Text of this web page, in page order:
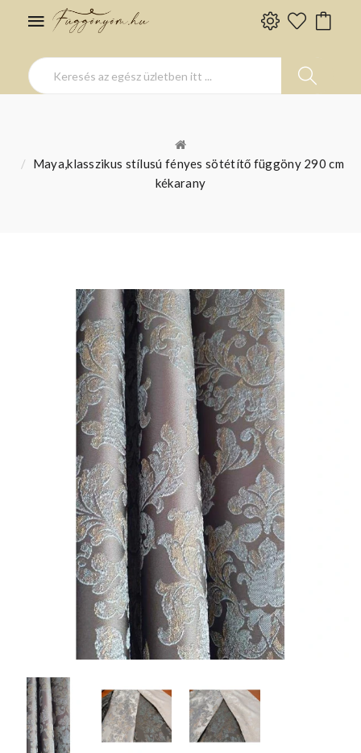
Maya,klasszikus stílusú fényes sötétítő függöny 290 cm
kékarany